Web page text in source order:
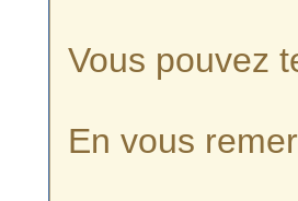
Vous pouvez
En vous